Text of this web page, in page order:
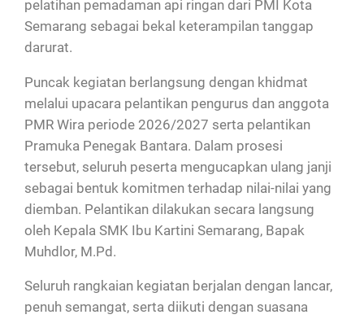
pelatihan pemadaman api ringan dari PMI Kota
Semarang sebagai bekal keterampilan tanggap
darurat.
Puncak kegiatan berlangsung dengan khidmat
melalui upacara pelantikan pengurus dan anggota
PMR Wira periode 2026/2027 serta pelantikan
Pramuka Penegak Bantara. Dalam prosesi
tersebut, seluruh peserta mengucapkan ulang janji
sebagai bentuk komitmen terhadap nilai-nilai yang
diemban. Pelantikan dilakukan secara langsung
oleh Kepala SMK Ibu Kartini Semarang, Bapak
Muhdlor, M.Pd.
Seluruh rangkaian kegiatan berjalan dengan lancar,
penuh semangat, serta diikuti dengan suasana